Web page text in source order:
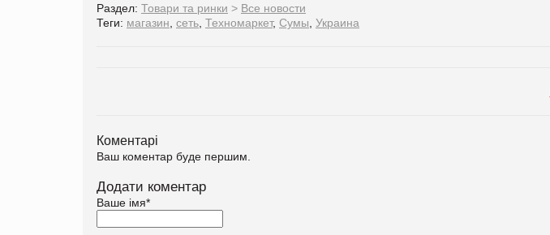
Раздел: Товари та ринки > Все новости
Теги: магазин сеть Техномаркет, Сумы Украина
Коментарі
Ваш коментар буде першим.
Додати коментар
Ваше імя*